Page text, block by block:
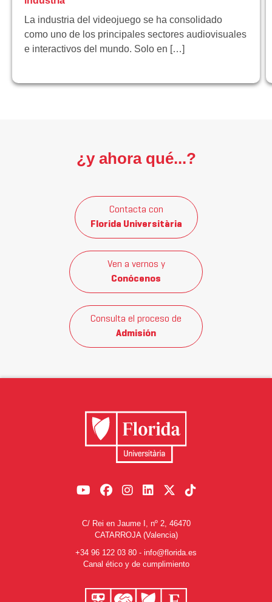
La industria del videojuego se ha consolidado
como uno de los principales sectores audiovisuales
e interactivos del mundo. Solo en […]
¿y ahora qué...?
Contacta con
Florida Universitària
Ven a vernos y
Conócenos
Consulta el proceso de
Admisión
C/ Rei en Jaume I, nº 2, 46470
CATARROJA (Valencia)
+34 96 122 03 80 - info@florida.es
Canal ético y de cumplimiento